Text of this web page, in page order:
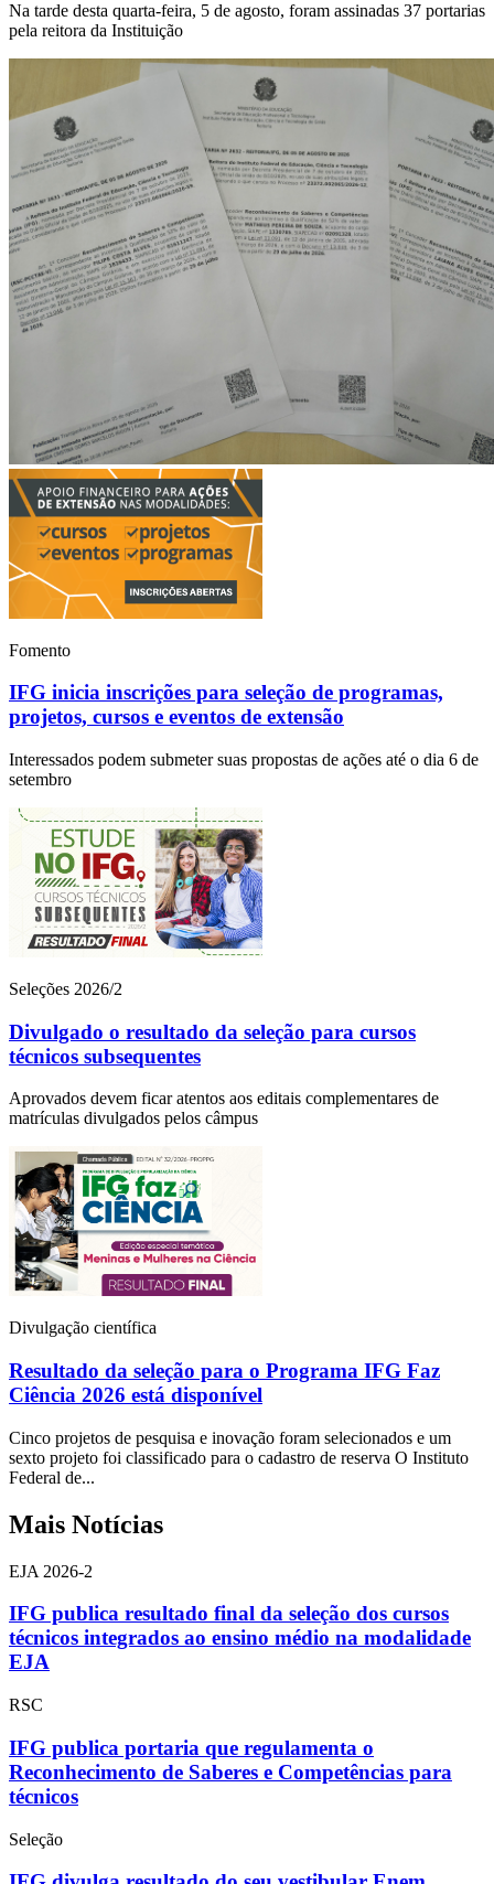
Na tarde desta quarta-feira, 5 de agosto, foram assinadas 37 portarias
pela reitora da Instituição
Fomento
IFG inicia inscrições para seleção de programas,
projetos, cursos e eventos de extensão
Interessados podem submeter suas propostas de ações até o dia 6 de
setembro
Seleções 2026/2
Divulgado o resultado da seleção para cursos
técnicos subsequentes
Aprovados devem ficar atentos aos editais complementares de
matrículas divulgados pelos câmpus
Divulgação científica
Resultado da seleção para o Programa IFG Faz
Ciência 2026 está disponível
Cinco projetos de pesquisa e inovação foram selecionados e um
sexto projeto foi classificado para o cadastro de reserva O Instituto
Federal de...
Mais Notícias
EJA 2026-2
IFG publica resultado final da seleção dos cursos
técnicos integrados ao ensino médio na modalidade
EJA
RSC
IFG publica portaria que regulamenta o
Reconhecimento de Saberes e Competências para
técnicos
Seleção